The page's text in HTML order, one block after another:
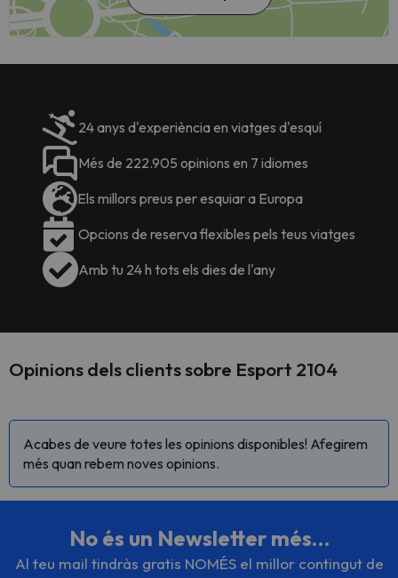
24 anys d'experiència en viatges d'esquí
Més de 222.905 opinions en 7 idiomes
Els millors preus per esquiar a Europa
Opcions de reserva flexibles pels teus viatges
Amb tu 24 h tots els dies de l'any
Opinions dels clients sobre Esport 2104
Acabes de veure totes les opinions disponibles! Afegirem
més quan rebem noves opinions.
No és un Newsletter més…
Al teu mail tindràs gratis NOMÉS el millor contingut de